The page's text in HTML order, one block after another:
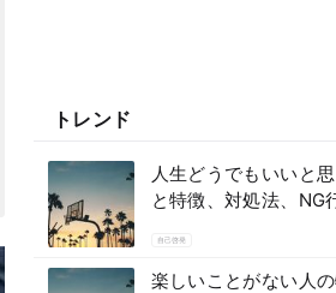
トレンド
人生どうでもいいと
と特徴、対処法、NG
自己啓発
楽しいことがない人